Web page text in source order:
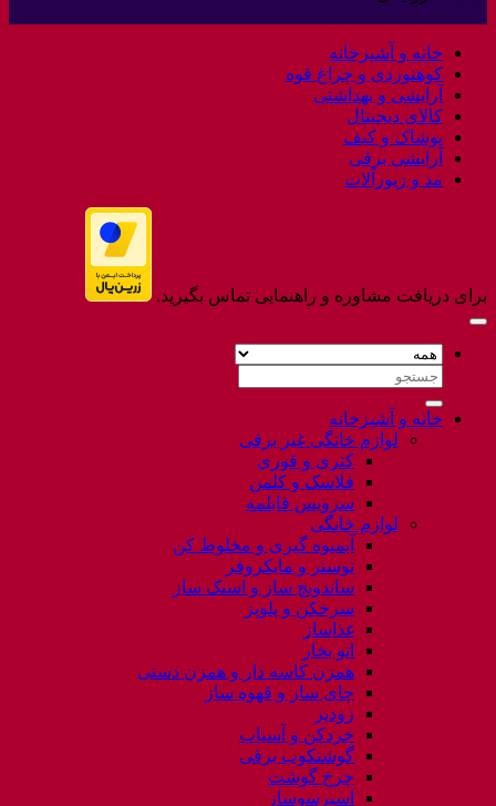
خانه و آشپزخانه
کوهنوردی و چراغ قوه
آرایشی و بهداشتی
کالای دیجیتال
پوشاک و کیف
آرایشی برقی
مد و زیورآلات
برای دریافت مشاوره و راهنمایی تماس بگیرید.
جستجو
خانه و آشپزخانه
لوازم خانگی غیر برقی
کتری و قوری
فلاسک و کلمن
سرویس قابلمه
لوازم خانگی
آبمیوه گیری و مخلوط کن
توستر و مایکروفر
ساندویچ ساز و اسنک ساز
سرخکن و پلوپز
غذاساز
اتو بخار
همزن کاسه دار و همزن دستی
چای ساز و قهوه ساز
زودپز
خردکن و آسیاب
گوشتکوب برقی
چرخ گوشت
اسپرسوساز